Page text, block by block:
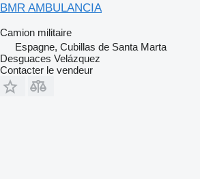
BMR AMBULANCIA
Camion militaire
Espagne, Cubillas de Santa Marta
Desguaces Velázquez
Contacter le vendeur